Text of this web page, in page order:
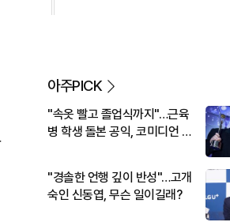
아주PICK
"속옷 빨고 졸업식까지"…근육
병 학생 돌본 공익, 코미디언 김
"경솔한 언행 깊이 반성"…고개
숙인 신동엽, 무슨 일이길래?